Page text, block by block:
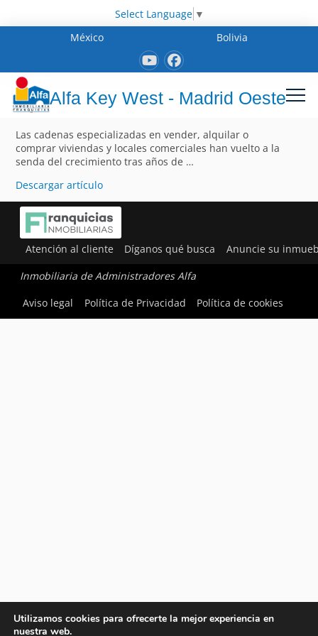
Select Language ▼
México
Bolivia
Alfa Key West - Madrid Oeste
Las cadenas especializadas en vender, alquilar o
comprar viviendas y locales comerciales han vuelto a la
senda del crecimiento tras años de …
Descargar artículo
Atención al cliente Díganos qué busca Anuncie su
Inmobiliaria de Administradores Alfa
Aviso legal
Política de Privacidad Política de cookies
Utilizamos cookies para ofrecerte la mejor experiencia en
nuestra web.